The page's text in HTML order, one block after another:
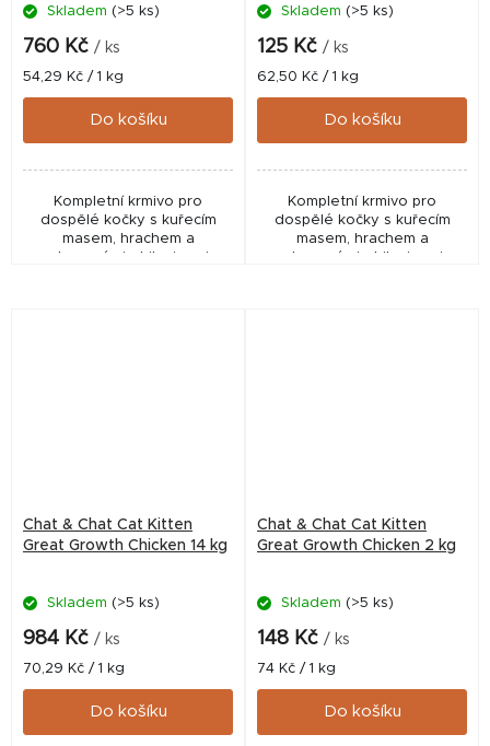
Skladem (>5 ks)
760 Kč / ks
Měrná
cena:
54,29 Kč / 1 kg
Do košíku
Kompletní krmivo pro
dospělé kočky s kuřecím
masem, hrachem a
celozrnnými obilovinami.
Skladem (>5 ks)
125 Kč / ks
Měrná
cena:
62,50 Kč / 1 kg
Do košíku
Kompletní krmivo pro
dospělé kočky s kuřecím
masem, hrachem a
celozrnnými obilovinami.
Chat & Chat Cat Kitten
Great Growth Chicken 14 kg
Skladem (>5 ks)
984 Kč / ks
Měrná
cena:
70,29 Kč / 1 kg
Do košíku
Chat & Chat Cat Kitten
Great Growth Chicken 2 kg
Skladem (>5 ks)
148 Kč / ks
Měrná
cena:
74 Kč / 1 kg
Do košíku